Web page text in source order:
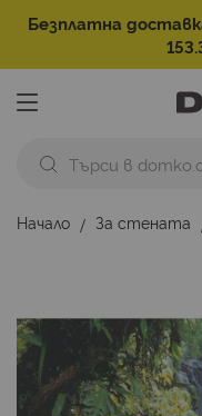
Безплатна
Начало За стената
на
галерията
на
изображенията